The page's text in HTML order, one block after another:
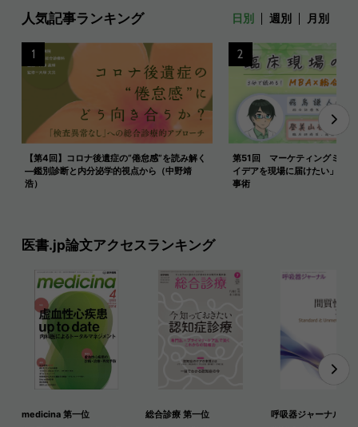
人気記事ランキング 日別 週別 月別
【第4回】コロナ後遺症の“倦怠感”を読み解く
―鑑別診断と内分泌学的視点から（中野靖
浩）
1
第51回 マーケティングミッ
イデアを現場に届けたい」と
事術
2
医書.jp論文アクセスランキング
medicina 第一位 総合診療 第一位 呼吸器ジャーナル 第